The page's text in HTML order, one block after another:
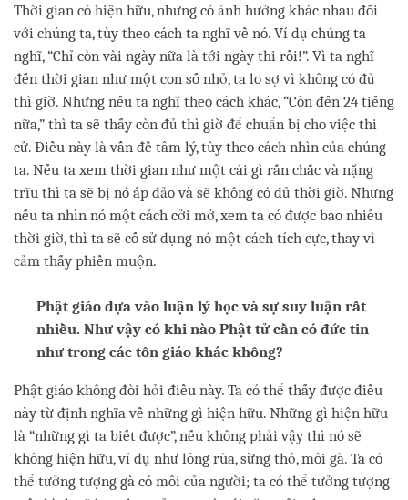
Thời gian có hiện hữu, nhưng có ảnh hưởng khác nhau đối
với chúng ta, tùy theo cách ta nghĩ về nó. Ví dụ chúng ta
nghĩ, “Chỉ còn vài ngày nữa là tới ngày thi rồi!”. Vì ta nghĩ
đến thời gian như một con số nhỏ, ta lo sợ vì không có đủ
thì giờ. Nhưng nếu ta nghĩ theo cách khác, “Còn đến 24 tiếng
nữa,” thì ta sẽ thấy còn đủ thì giờ để chuẩn bị cho việc thi
cử. Điều này là vấn đề tâm lý, tùy theo cách nhìn của chúng
ta. Nếu ta xem thời gian như một cái gì rắn chắc và nặng
trĩu thì ta sẽ bị nó áp đảo và sẽ không có đủ thời giờ. Nhưng
nếu ta nhìn nó một cách cởi mở, xem ta có được bao nhiêu
thời giờ, thì ta sẽ cố sử dụng nó một cách tích cực, thay vì
cảm thấy phiền muộn.
Phật giáo dựa vào luận lý học và sự suy luận rất
nhiều. Như vậy có khi nào Phật tử cần có đức tin
như trong các tôn giáo khác không?
Phật giáo không đòi hỏi điều này. Ta có thể thấy được điều
này từ định nghĩa về những gì hiện hữu. Những gì hiện hữu
là “những gì ta biết được”, nếu không phải vậy thì nó sẽ
không hiện hữu, ví dụ như lông rùa, sừng thỏ, môi gà. Ta có
thể tưởng tượng gà có môi của người; ta có thể tưởng tượng